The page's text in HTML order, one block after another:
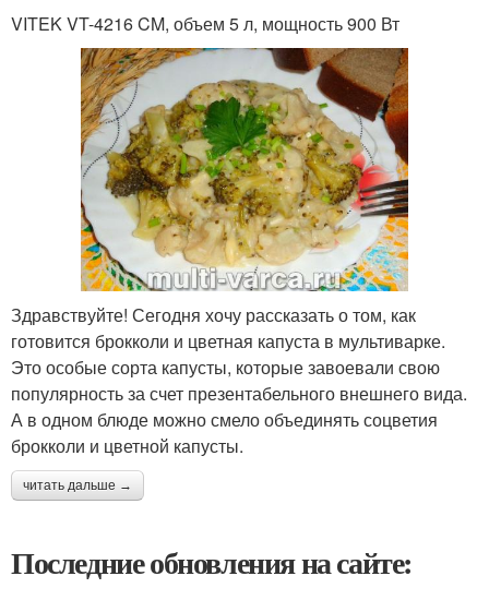
VITEK VT-4216 CM, объем 5 л, мощность 900 Вт
Здравствуйте! Сегодня хочу рассказать о том, как
готовится брокколи и цветная капуста в мультиварке.
Это особые сорта капусты, которые завоевали свою
популярность за счет презентабельного внешнего вида.
А в одном блюде можно смело объединять соцветия
брокколи и цветной капусты.
читать дальше →
Последние обновления на сайте: